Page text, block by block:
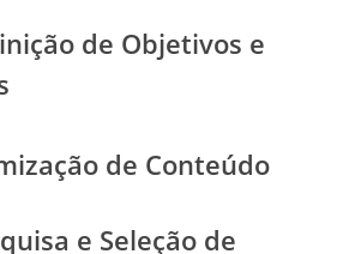
de Objetivos e
de Conteúdo
e Seleção de